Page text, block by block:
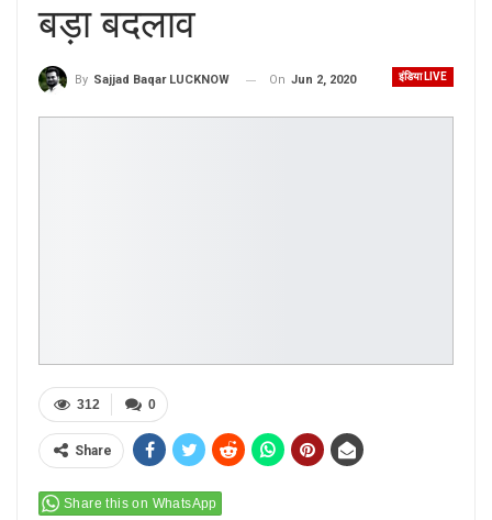
बड़ा बदलाव
इंडिया LIVE
By Sajjad Baqar LUCKNOW On Jun 2, 2020
0
312
Share
Share this on WhatsApp